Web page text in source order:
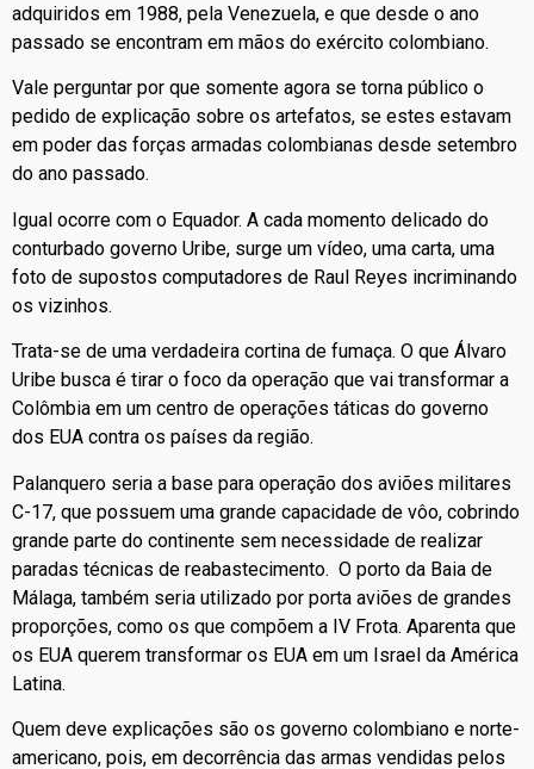
adquiridos em 1988, pela Venezuela, e que desde o ano
passado se encontram em mãos do exército colombiano.
Vale perguntar por que somente agora se torna público o
pedido de explicação sobre os artefatos, se estes estavam
em poder das forças armadas colombianas desde setembro
do ano passado.
Igual ocorre com o Equador. A cada momento delicado do
conturbado governo Uribe, surge um vídeo, uma carta, uma
foto de supostos computadores de Raul Reyes incriminando
os vizinhos.
Trata-se de uma verdadeira cortina de fumaça. O que Álvaro
Uribe busca é tirar o foco da operação que vai transformar a
Colômbia em um centro de operações táticas do governo
dos EUA contra os países da região.
Palanquero seria a base para operação dos aviões militares
C-17, que possuem uma grande capacidade de vôo, cobrindo
grande parte do continente sem necessidade de realizar
paradas técnicas de reabastecimento. O porto da Baia de
Málaga, também seria utilizado por porta aviões de grandes
proporções, como os que compõem a IV Frota. Aparenta que
os EUA querem transformar os EUA em um Israel da América
Latina.
Quem deve explicações são os governo colombiano e norte-
americano, pois, em decorrência das armas vendidas pelos